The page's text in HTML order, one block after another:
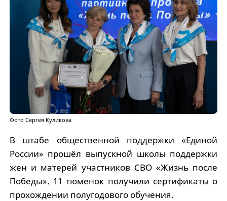
Фото Сергея Куликова
В штабе общественной поддержки «Единой
России» прошёл выпускной школы поддержки
жен и матерей участников СВО «Жизнь после
Победы». 11 тюменок получили сертификаты о
прохождении полугодового обучения.